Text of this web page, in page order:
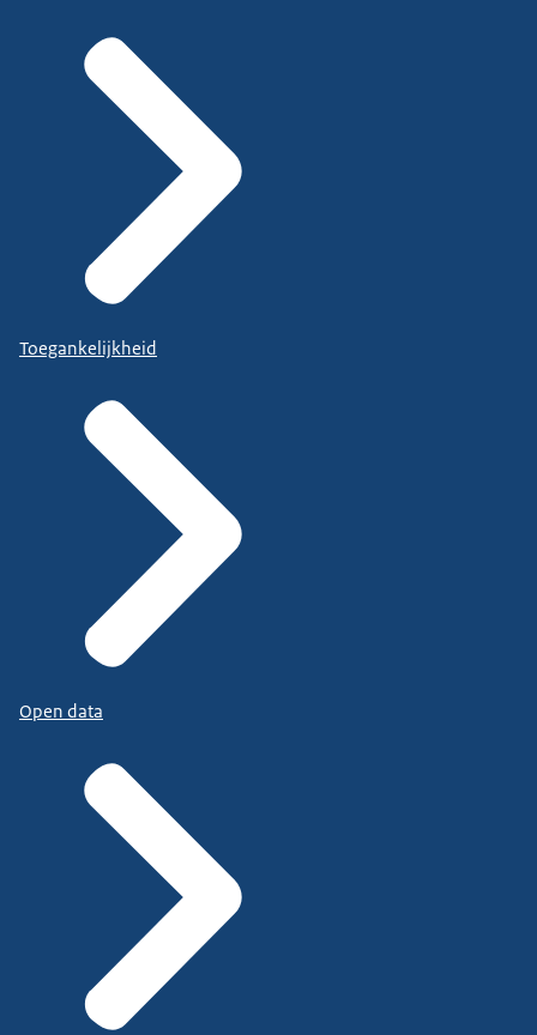
Toegankelijkheid
Open data